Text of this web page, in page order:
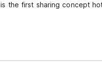
is the first sharing concept
our beds are of high quality,...